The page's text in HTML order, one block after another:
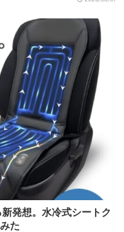
発想。水冷式シートク
た